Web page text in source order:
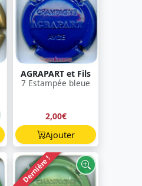
AGRAPART et Fils
7 Estampée bleue
2,00€
Ajouter
Dernière !